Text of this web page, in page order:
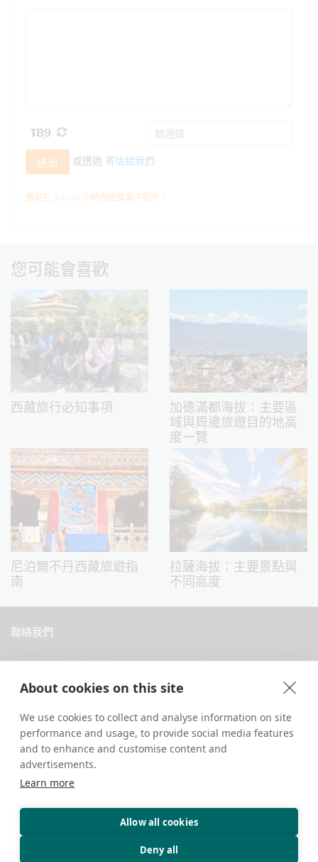
About cookies on this site
We use cookies to collect and analyse information on site
performance and usage, to provide social media features
and to enhance and customise content and
advertisements.
Learn more
Allow all cookies
Deny all
送出 或透過 寄信給我們
通常在 0.5~24 小時內回覆電子郵件。
您可能會喜歡
西藏旅行必知事項
加德滿都海拔：主要區
域與周邊旅遊目的地高
度一覽
尼泊爾不丹西藏旅遊指
南
拉薩海拔：主要景點與
不同高度
聯絡我們
中國西藏拉薩當惹路8號 Dava 私人會館
+86 18583346229
inquiry@greattibettour.com
跟我們連絡
版權所有 © 2026. 保留所有權利. 旅遊小秘訣